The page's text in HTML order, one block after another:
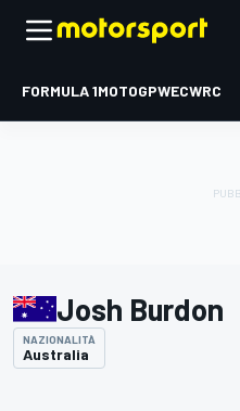
FORMULA 1MOTOGPWECWRC
Josh Burdon
NAZIONALITÀ
Australia